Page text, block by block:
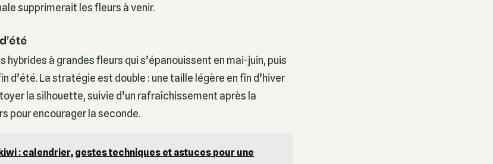
supprimerait les fleurs à venir.
hybrides à grandes fleurs qui s’épanouissent en mai-juin, puis
d’été. La stratégie est double : une taille légère en fin d’hiver
la silhouette, suivie d’un rafraîchissement après la
pour encourager la seconde.
: calendrier, gestes techniques et astuces pour une